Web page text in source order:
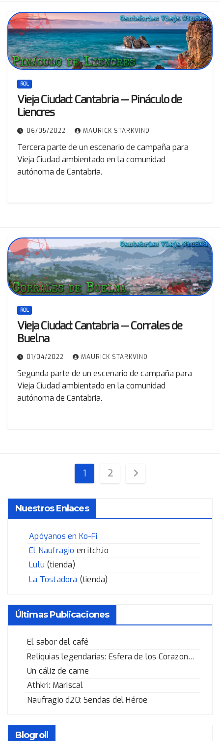
ROL
Vieja Ciudad: Cantabria — Pináculo de
Liencres
06/05/2022 MAURICK STARKVIND
Tercera parte de un escenario de campaña para
Vieja Ciudad ambientado en la comunidad
autónoma de Cantabria.
ROL
Vieja Ciudad: Cantabria — Corrales de
Buelna
01/04/2022 MAURICK STARKVIND
Segunda parte de un escenario de campaña para
Vieja Ciudad ambientado en la comunidad
autónoma de Cantabria.
Paginación
de
entradas
1 2
Nuestros Enlaces
Apóyanos en Ko-Fi
El Naufragio en itch.io
Lulu (tienda)
La Tostadora (tienda)
Últimas Publicaciones
El sabor del café
Reliquias legendarias: Esfera de los Corazones Rotos
Un cáliz de carne
Athkri: Mariscal
Naufragio d20: Sendas del Héroe
Blogroll